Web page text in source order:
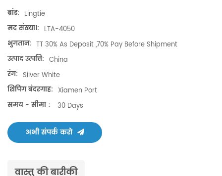
ब्रांड: Lingtie
मद संख्या।: LTA-4050
भुगतान: TT 30% As Deposit ,70% Pay Before Shipment
उत्पाद उत्पत्ति: China
रंग: Silver White
शिपिंग बंदरगाह: Xiamen Port
समय - सीमा：
30 Days
अभी संपर्क करो
वास्तु की बारीकी